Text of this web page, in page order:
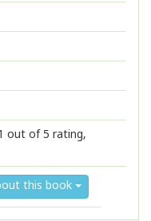
out of 5 rating,
this book